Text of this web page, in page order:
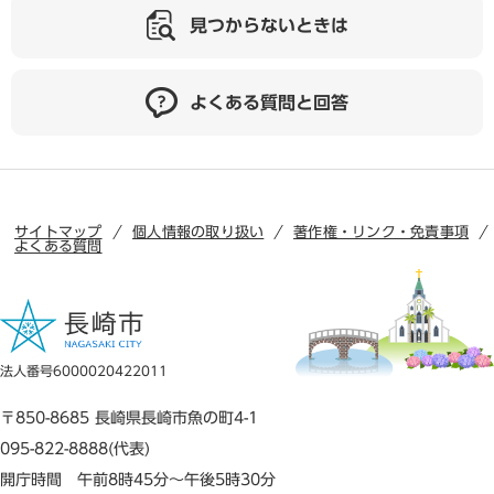
見つからないときは
よくある質問と回答
サイトマップ 個人情報の取り扱い
著作権・リンク・免責事項
よくある質問
法人番号6000020422011
〒850-8685 長崎県長崎市魚の町4-1
095-822-8888(代表)
開庁時間 午前8時45分～午後5時30分